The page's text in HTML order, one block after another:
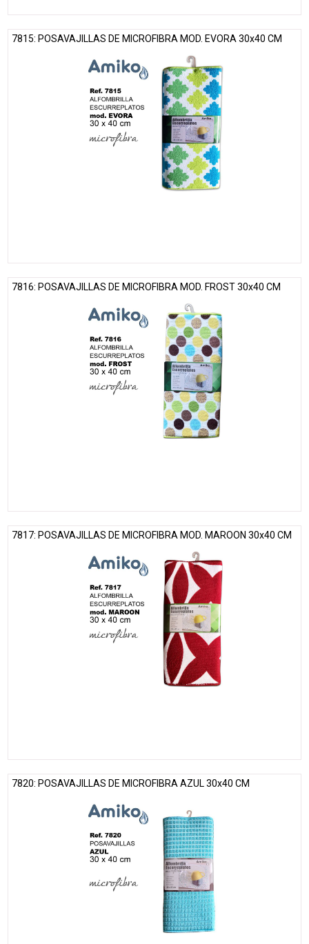
7815: POSAVAJILLAS DE MICROFIBRA MOD. EVORA 30x40 CM
7816: POSAVAJILLAS DE MICROFIBRA MOD. FROST 30x40 CM
7817: POSAVAJILLAS DE MICROFIBRA MOD. MAROON 30x40 CM
7820: POSAVAJILLAS DE MICROFIBRA AZUL 30x40 CM